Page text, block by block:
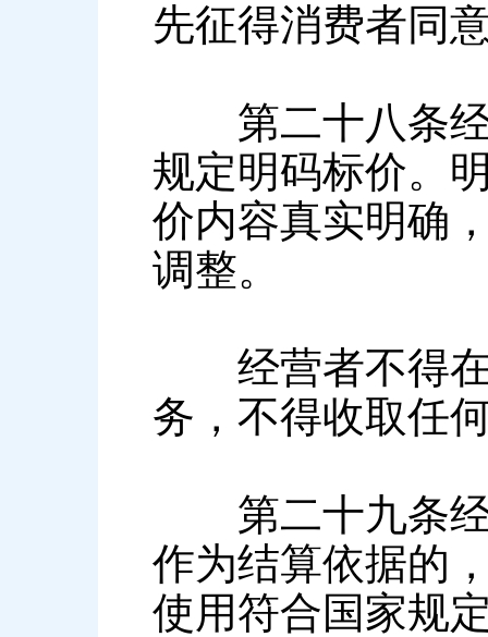
先征得消费者同
第二十八条经
规定明码标价。
价内容真实明确
调整。
经营者不得在
务，不得收取任
第二十九条经
作为结算依据的
使用符合国家规